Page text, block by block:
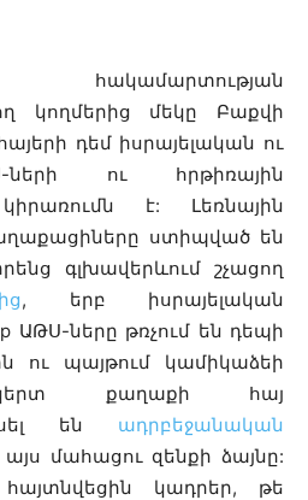
կողմերից մեկը Բաքվի
դեմ իսրայելական ու
ների ու հրթիռային
է: Լեռնային
ստիպված են
գլխավերևում շչացող
, երբ իսրայելական
ԱԹՍ-ները թռչում են դեպի
ու պայթում կամիկաձեի
քաղաքի հայ
են ադրբեջանական
մահացու զենքի ձայնը:
կադրեր, թե